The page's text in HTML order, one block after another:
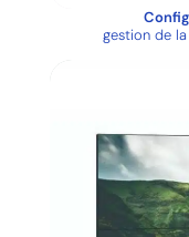
gestion de